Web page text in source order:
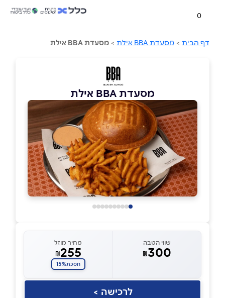
0
דף הבית > מסעדת BBA אילת > מסעדת BBA אילת
מסעדת BBA אילת
שווי הטבה
₪300
מחיר מוזל
₪255
חסכת15%
לרכישה >